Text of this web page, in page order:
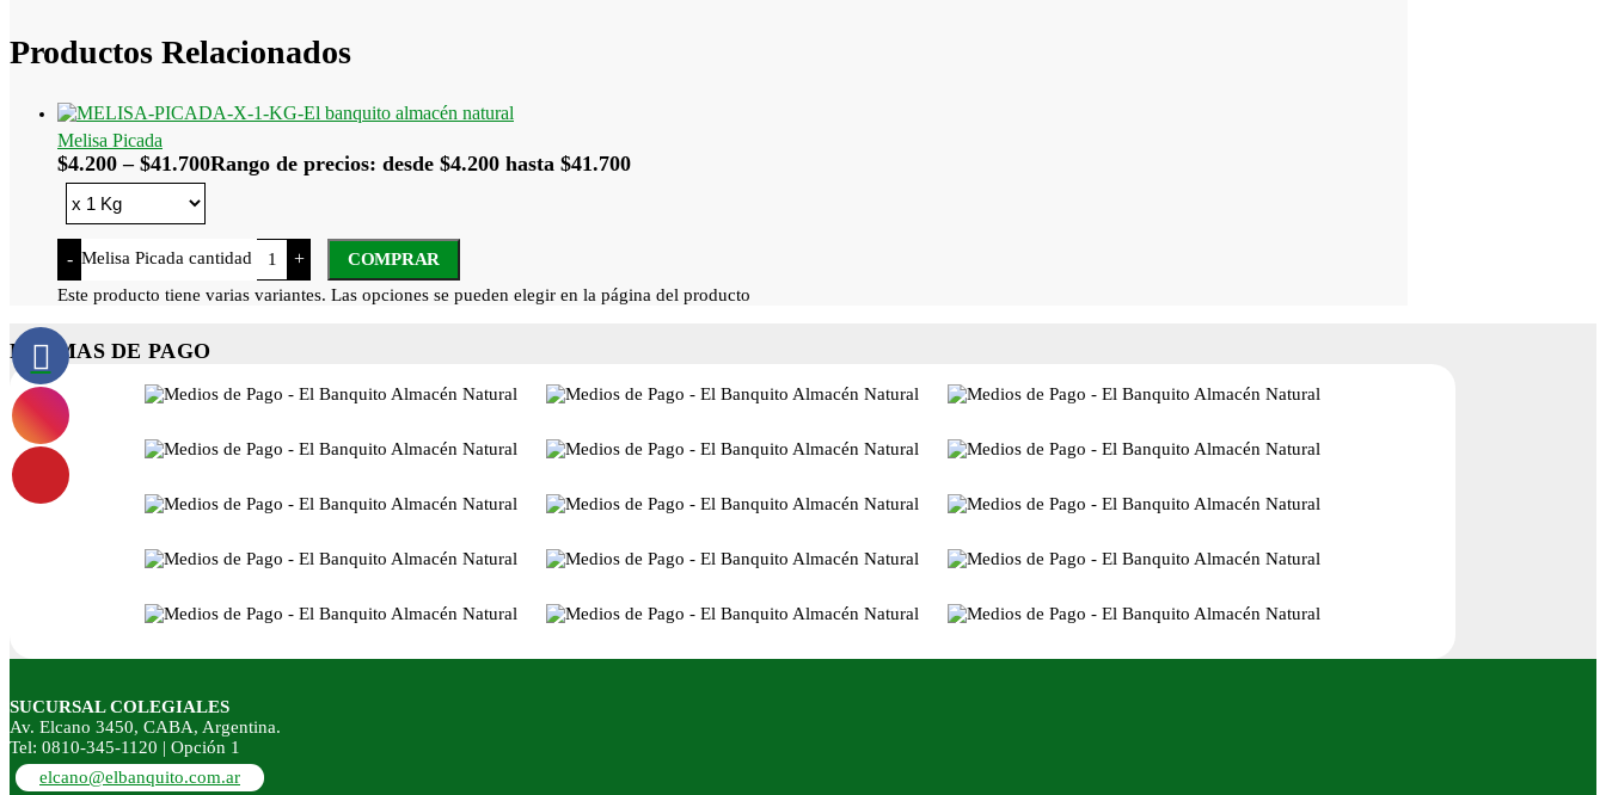
Productos Relacionados
Melisa Picada
$4.200 – $41.700Rango de precios: desde $4.200 hasta $41.700
- Melisa Picada cantidad +
COMPRAR
Este producto tiene varias variantes. Las opciones se pueden elegir en la página del producto
FORMAS DE PAGO
SUCURSAL COLEGIALES
Av. Elcano 3450, CABA, Argentina.
Tel: 0810-345-1120 | Opción 1
elcano@elbanquito.com.ar